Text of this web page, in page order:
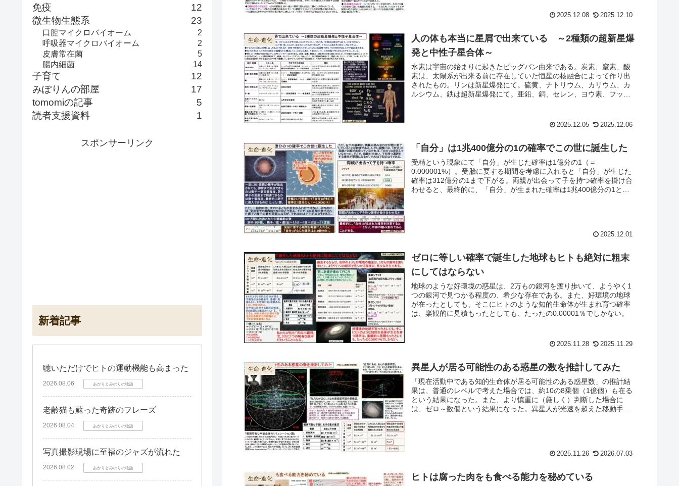
2025.12.08 2025.12.10
生命-進化
人の体も本当に星屑で出来ている ～2種類の超新星爆
発と中性子星合体～
水素は宇宙の始まりに起きたビッグバン由来である。炭素、窒素、酸
素は、太陽系が出来る前に存在していた恒星の核融合によって作り出
されたもの。リンは新星爆発にて。硫黄、ナトリウム、カリウム、カ
ルシウム、鉄は超新星爆発にて。亜鉛、銅、セレン、ヨウ素、フッ
2025.12.05 2025.12.06
生命-進化 「自分」は1兆400億分の1の確率でこの世に誕生した
受精という現象にて「自分」が生じた確率は1億分の1（＝
0.000001%）。受胎に要する期間を考慮に入れると「自分」が生じた
確率は312億分の1まで下がる。両親が出会って子を持つ確率を掛け合
わせると、最終的に、「自分」が生まれた確率は1兆400億分の1とな
2025.12.01
生命-進化
ゼロに等しい確率で誕生した地球もヒトも絶対に粗末
にしてはならない
地球のような好環境の惑星は、2万もの銀河を渡り歩いて、ようやく1
つの銀河で見つかる程度の、希少な存在である。また、好環境の地球
が在ったとしても、そこにヒトのような知的生命体が生まれ育つ確率
は、楽観的に見積もったとしても、たったの0.00001％でしかない。
2025.11.28 2025.11.29
生命-進化 異星人が居る可能性のある惑星の数を推計してみた
「現在活動中である知的生命体が居る可能性のある惑星数」の推計結
果は、普通のレベルで考えた場合では、約10の8乗個（1億個）も在る
という結果になった。また、より慎重に（厳しく）判断した場合に
は、ゼロ～数個という結果になった。異星人が光速を超えた移動手段
2025.11.26 2026.07.03
生命-進化 ヒトは腐った肉をも食べる能力を秘めている
免疫
12
微生物生態系
23
口腔マイクロバイオーム
2
呼吸器マイクロバイオーム
2
皮膚常在菌
5
腸内細菌
14
子育て
12
みぽりんの部屋
17
tomomiの記事
5
読者支援資料
1
スポンサーリンク
新着記事
聴いただけでヒトの運動機能も高まった
2026.08.06 あかりとみのりの物語
老齢猫も蘇った奇跡のフレーズ
2026.08.04 あかりとみのりの物語
写真撮影現場に至福のジャズが流れた
2026.08.02 あかりとみのりの物語